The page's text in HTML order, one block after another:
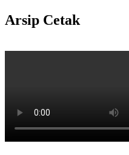
Arsip Cetak